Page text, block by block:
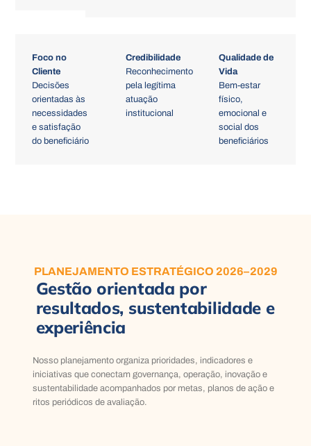
Foco no
Cliente
Decisões
orientadas às
necessidades
e satisfação
do beneficiário
Credibilidade
Reconhecimento
pela legítima
atuação
institucional
Qualidade de
Vida
Bem-estar
físico,
emocional e
social dos
beneficiários
PLANEJAMENTO ESTRATÉGICO 2026–2029
Gestão orientada por
resultados, sustentabilidade e
experiência
Nosso planejamento organiza prioridades, indicadores e
iniciativas que conectam governança, operação, inovação e
sustentabilidade acompanhados por metas, planos de ação e
ritos periódicos de avaliação.